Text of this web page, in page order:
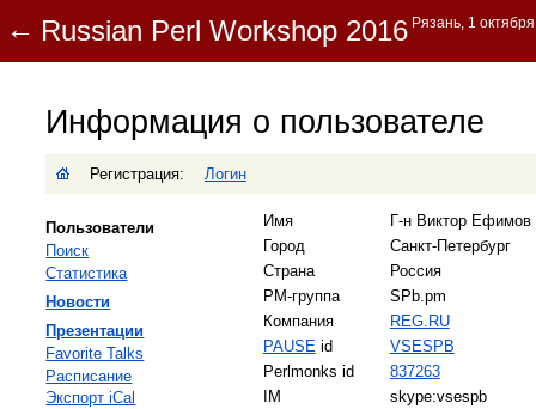
Информация о пользователе
Регистрация: Логин
Пользователи
Поиск
Статистика
Новости
Презентации
Favorite Talks
Расписание
Экспорт iCal
Имя
Г-н Виктор Ефимов
Город
Санкт-Петербург
Страна
Россия
PM-группа
SPb.pm
Компания
REG.RU
PAUSEid
VSESPB
Perlmonks id
837263
IM
skype:vsespb